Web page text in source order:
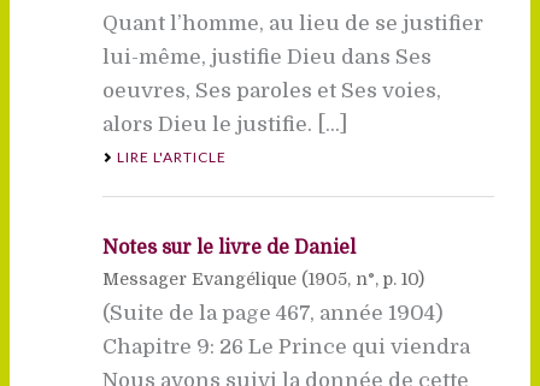
Quant l’homme, au lieu de se justifier
lui-même, justifie Dieu dans Ses
oeuvres, Ses paroles et Ses voies,
alors Dieu le justifie. [...]
LIRE L'ARTICLE
Notes sur le livre de Daniel
Messager Evangélique (1905, n°, p. 10)
(Suite de la page 467, année 1904)
Chapitre 9: 26 Le Prince qui viendra
Nous avons suivi la donnée de cette